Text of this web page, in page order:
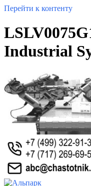
Перейти к контенту
Industrial